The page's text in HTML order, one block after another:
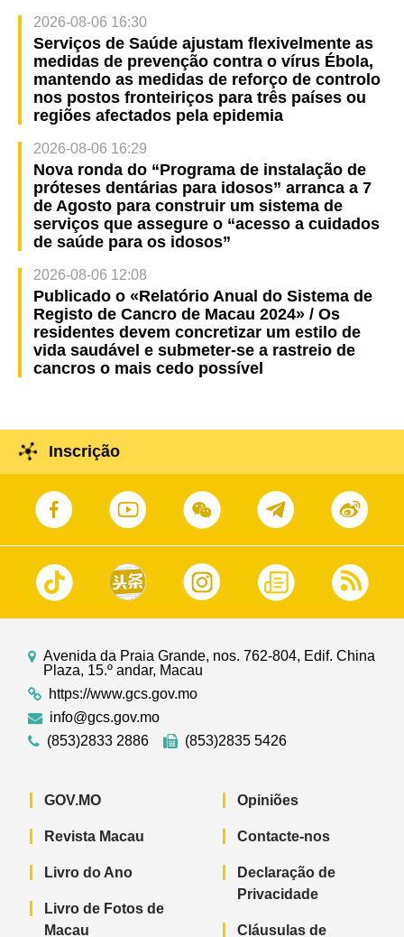
2026-08-06 16:30
Serviços de Saúde ajustam flexivelmente as
medidas de prevenção contra o vírus Ébola,
mantendo as medidas de reforço de controlo
nos postos fronteiriços para três países ou
regiões afectados pela epidemia
2026-08-06 16:29
Nova ronda do “Programa de instalação de
próteses dentárias para idosos” arranca a 7
de Agosto para construir um sistema de
serviços que assegure o “acesso a cuidados
de saúde para os idosos”
2026-08-06 12:08
Publicado o «Relatório Anual do Sistema de
Registo de Cancro de Macau 2024» / Os
residentes devem concretizar um estilo de
vida saudável e submeter-se a rastreio de
cancros o mais cedo possível
Inscrição
Avenida da Praia Grande, nos. 762-804, Edif. China
Plaza, 15.º andar, Macau
https://www.gcs.gov.mo
info@gcs.gov.mo
(853)2833 2886
(853)2835 5426
GOV.MO
Revista Macau
Livro do Ano
Livro de Fotos de
Macau
Opiniões
Contacte-nos
Declaração de
Privacidade
Cláusulas de